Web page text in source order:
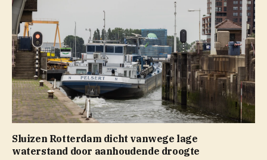
Sluizen Rotterdam dicht vanwege lage
waterstand door aanhoudende droogte